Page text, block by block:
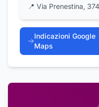
📍 Via Prenestina,
Indicazioni Google
Maps